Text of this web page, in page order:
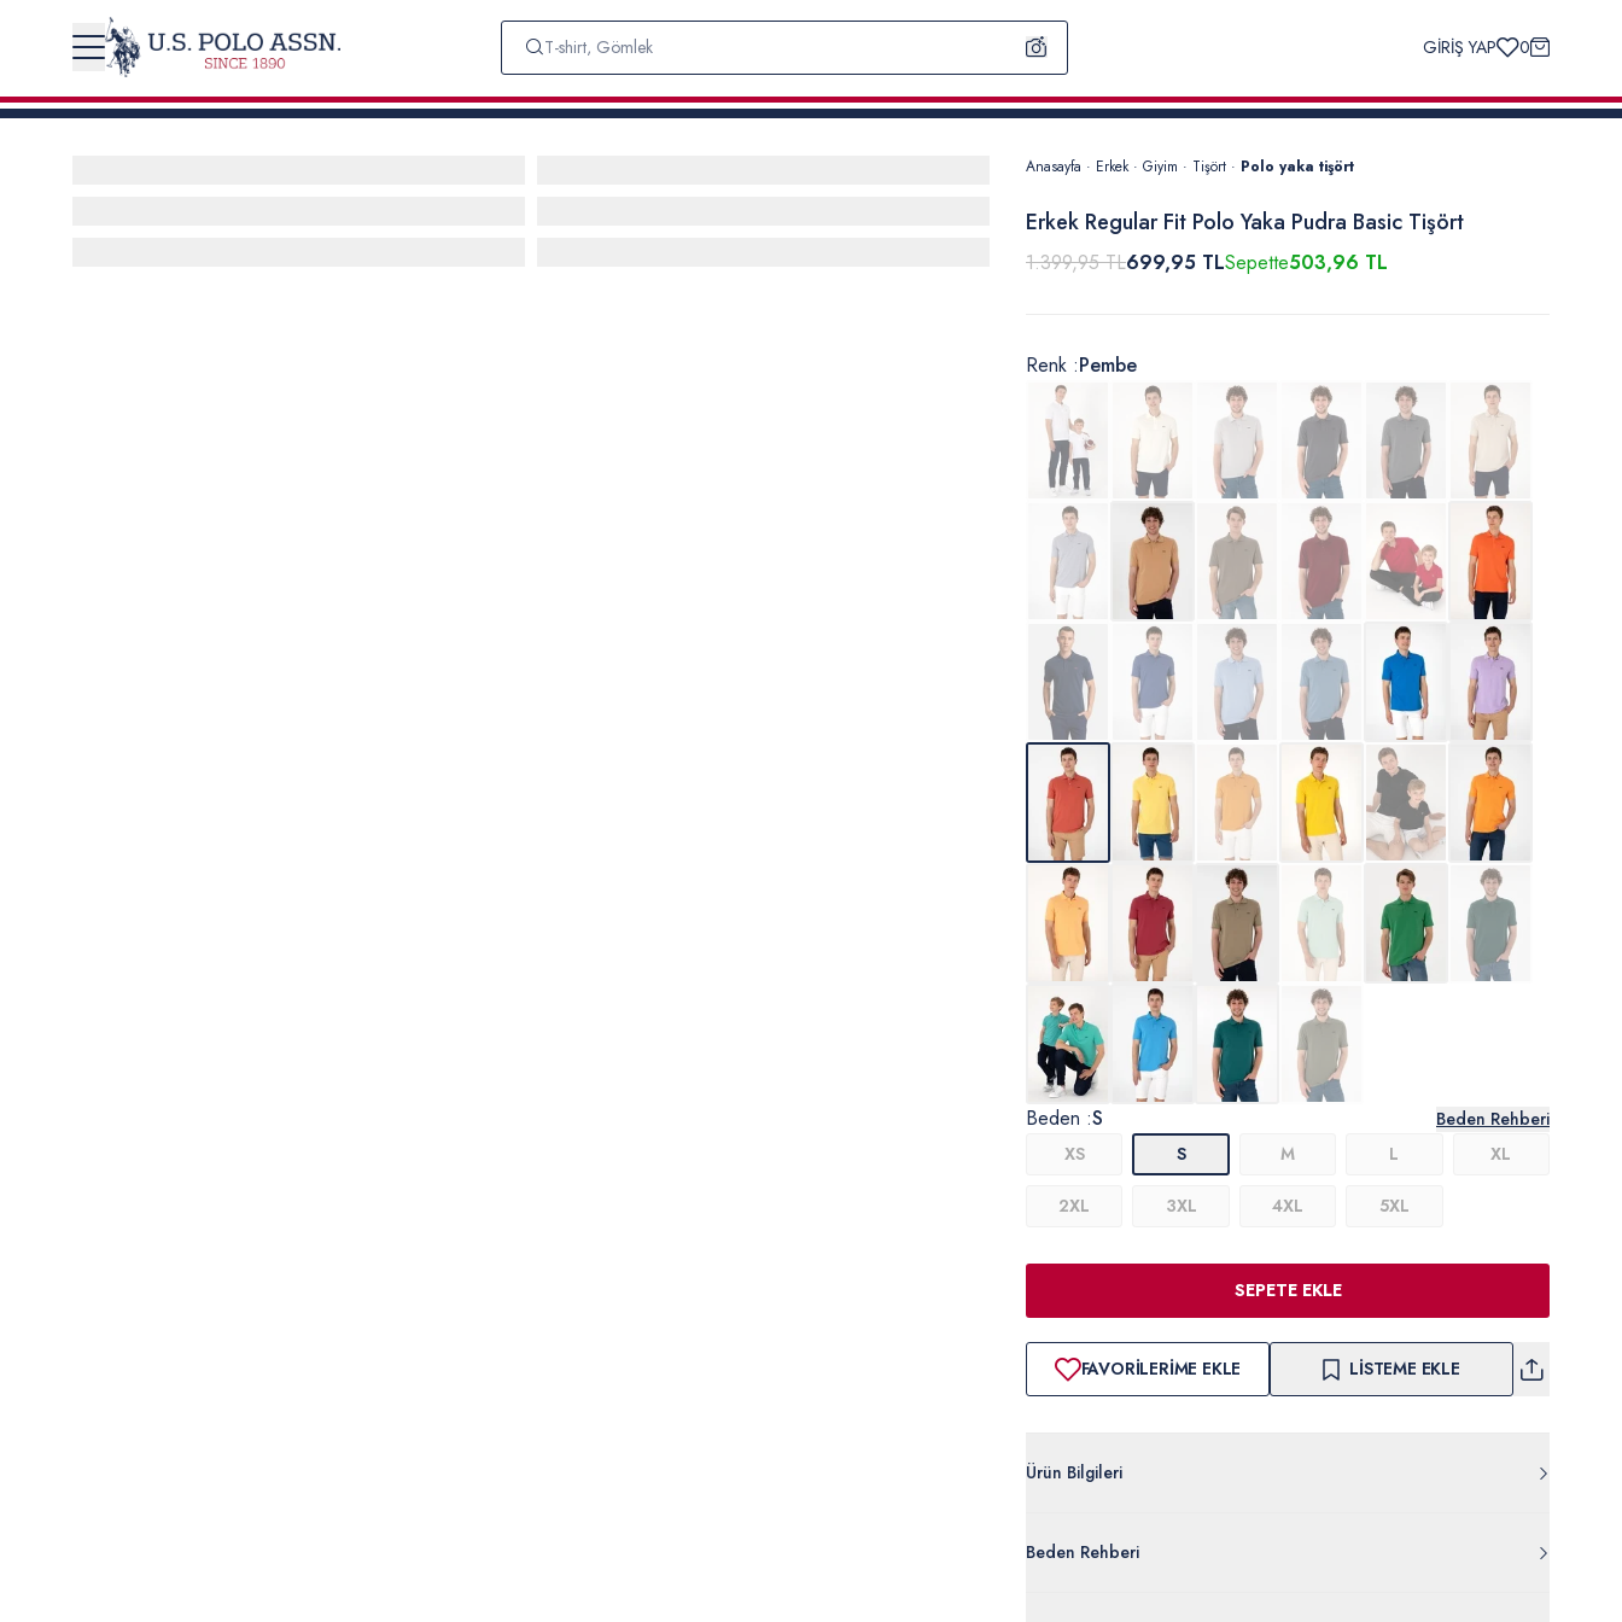
GİRİŞ YAP 0
Anasayfa · Erkek · Giyim · Tişört · Polo yaka tişört
Erkek Regular Fit Polo Yaka Pudra Basic Tişört
1.399,95 TL699,95 TLSepette503,96 TL
Beden :S
Beden Rehberi
XS
S M L XL
2XL 3XL 4XL 5XL
Renk :Pembe
SEPETE EKLE
FAVORILERIME EKLE LISTEME EKLE
Ürün Bilgileri
%100 Pamuk
Beden Rehberi